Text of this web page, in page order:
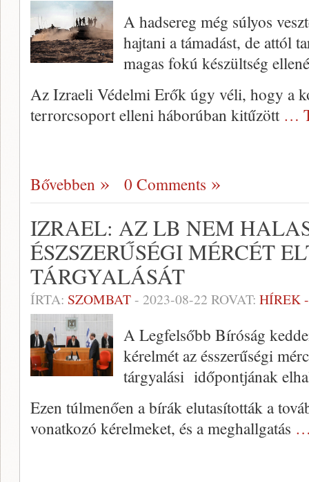
A hadsereg még súlyos
hajtani a támadást, de attól
magas fokú készültség
Az Izraeli Védelmi Erők úgy véli, hogy a
terrorcsoport elleni háborúban kitűzött …
Bővebben 0 Comments
IZRAEL: AZ LB NEM
ÉSZSZERŰSÉGI MÉRCÉT
TÁRGYALÁSÁT
ÍRTA: SZOMBAT- 2023-08-22 ROVAT: HÍREK
A Legfelsőbb Bíróság
kérelmét az ésszerűségi
tárgyalási időpontjának
Ezen túlmenően a bírák elutasították a
vonatkozó kérelmeket, és a meghallgatás